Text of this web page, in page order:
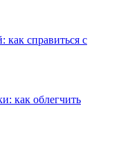
как справиться с
как облегчить